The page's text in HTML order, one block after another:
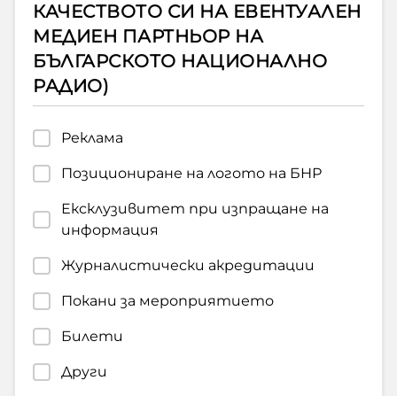
КАЧЕСТВОТО СИ НА ЕВЕНТУАЛЕН
МЕДИЕН ПАРТНЬОР НА
БЪЛГАРСКОТО НАЦИОНАЛНО
РАДИО)
Реклама
Позициониране на логото на БНР
Ексклузивитет при изпращане на
информация
Журналистически акредитации
Покани за мероприятието
Билети
Други